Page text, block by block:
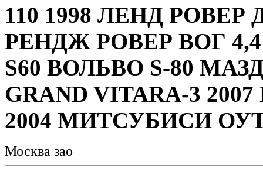
110 1998 ЛЕНД РОВЕР
РЕНДЖ РОВЕР ВОГ
S60 ВОЛЬВО S-80
GRAND VITARA-3
2004 МИТСУБИСИ
Москва зао